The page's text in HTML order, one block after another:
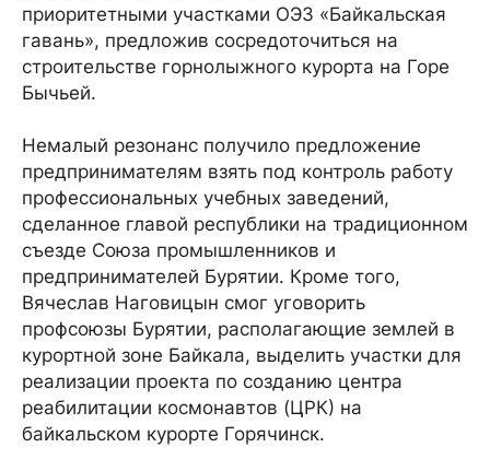
приоритетными участками ОЭЗ «Байкальская
гавань», предложив сосредоточиться на
строительстве горнолыжного курорта на Горе
Бычьей.
Немалый резонанс получило предложение
предпринимателям взять под контроль работу
профессиональных учебных заведений,
сделанное главой республики на традиционном
съезде Союза промышленников и
предпринимателей Бурятии. Кроме того,
Вячеслав Наговицын смог уговорить
профсоюзы Бурятии, располагающие землей в
курортной зоне Байкала, выделить участки для
реализации проекта по созданию центра
реабилитации космонавтов (ЦРК) на
байкальском курорте Горячинск.